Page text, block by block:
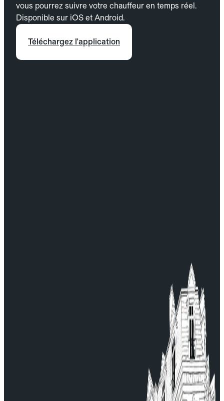
vous pourrez suivre votre chauffeur en temps réel.
Disponible sur iOS et Android.
Téléchargez l'application